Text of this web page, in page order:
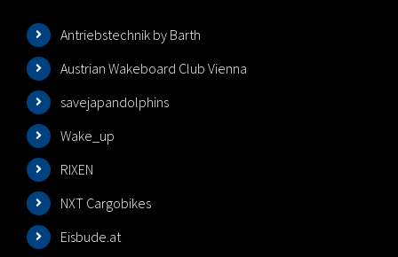
Antriebstechnik by Barth
Austrian Wakeboard Club Vienna
savejapandolphins
Wake_up
RIXEN
NXT Cargobikes
Eisbude.at